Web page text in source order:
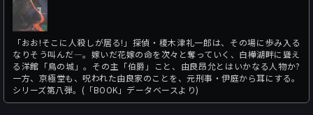
「おお!そこに人殺しが居る!」探偵・榎木津礼一郎は、その場に歩み入る
なりそう叫んだ―。嫁いだ花嫁の命を次々と奪っていく、白樺湖畔に聳え
る洋館「鳥の城」。その主「伯爵」こと、由良昂允とはいかなる人物か?
一方、京極堂も、呪われた由良家のことを、元刑事・伊庭から耳にする。
シリーズ第八弾。(「BOOK」データベースより)